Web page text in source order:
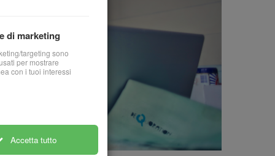
di marketing
targeting sono
per mostrare
con i tuoi interessi
Accetta tutto